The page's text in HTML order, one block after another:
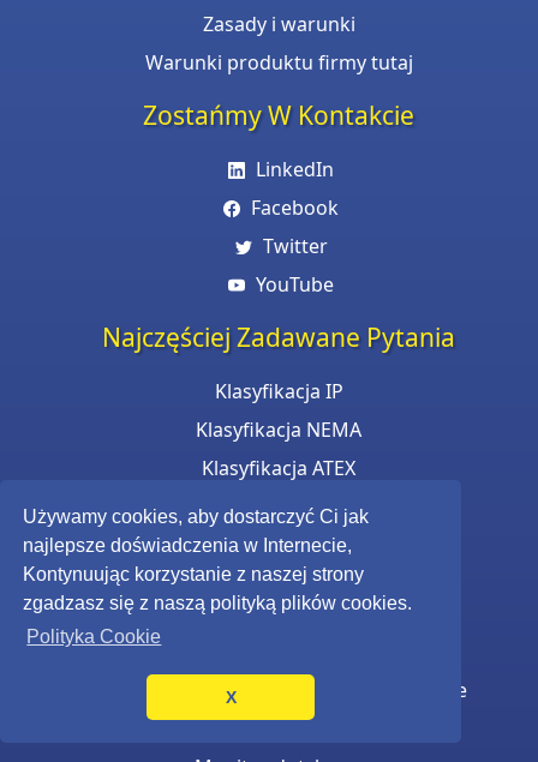
Używamy cookies, aby dostarczyć Ci jak
najlepsze doświadczenia w Internecie,
Kontynuując korzystanie z naszej strony
zgadzasz się z naszą polityką plików cookies.
Polityka Cookie
X
Zasady i warunki
Warunki produktu firmy tutaj
Zostańmy W Kontakcie
LinkedIn
Facebook
Twitter
YouTube
Najczęściej Zadawane Pytania
Klasyfikacja IP
Klasyfikacja NEMA
Klasyfikacja ATEX
Narzędzie Kompatybilności Drukarek
Grupa Produktów
Cyfrowe menu board zewnętrzne
Ekrany czytelne na słońcu Digital Signage
Klawiatura i Mysz